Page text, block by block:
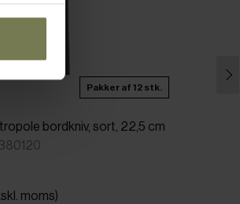
Pakker af 12 stk.
bordkniv, sort, 22,5 cm
moms)